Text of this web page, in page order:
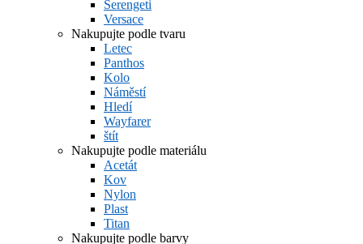
Serengeti
Versace
Nakupujte podle tvaru
Letec
Panthos
Kolo
Náměstí
Hledí
Wayfarer
štít
Nakupujte podle materiálu
Acetát
Kov
Nylon
Plast
Titan
Nakupujte podle barvy